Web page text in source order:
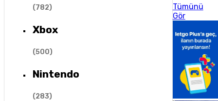
(782)
Xbox
(500)
Nintendo
(283)
Tümünü
Gör